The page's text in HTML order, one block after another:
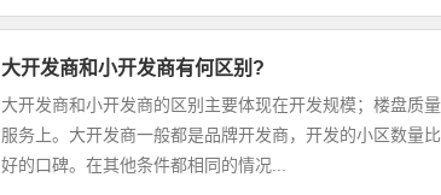
大开发商和小开发商有何区别?
大开发商和小开发商的区别主要体现在开发规模；楼盘质
服务上。大开发商一般都是品牌开发商，开发的小区数量
好的口碑。在其他条件都相同的情况...